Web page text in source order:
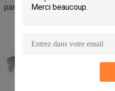
par exemple : MSD300+MRV300